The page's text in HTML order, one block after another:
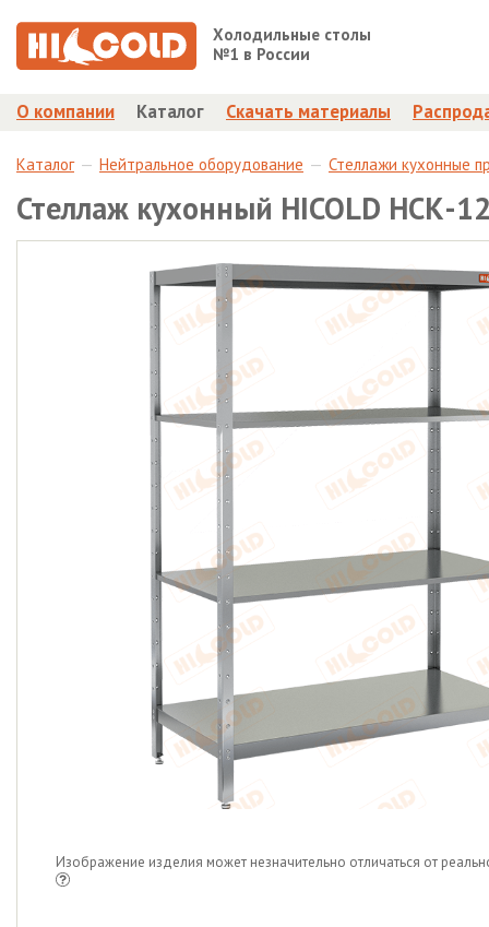
Холодильные столы
№1 в России
О компании Каталог Скачать материалы
Каталог Нейтральное оборудование Стеллажи кухонные
Стеллаж кухонный HICOLD НСК-
Изображение изделия может незначительно отличаться от